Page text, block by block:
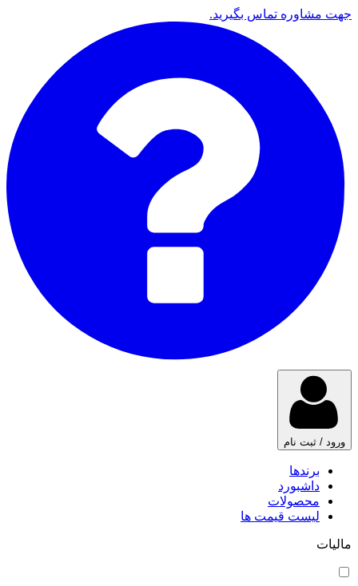
جهت مشاوره تماس بگیرید.
ورود / ثبت نام
برندها
داشبورد
محصولات
لیست قیمت ها
مالیات